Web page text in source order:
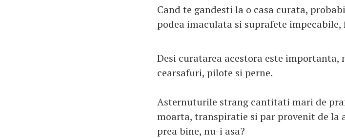
Cand te gandesti la o casa curata,
podea imaculata si suprafete impecabile,
Desi curatarea acestora este
cearsafuri, pilote si perne.
Asternuturile strang cantitati mari de
moarta, transpiratie si par provenit de la
prea bine, nu-i asa?